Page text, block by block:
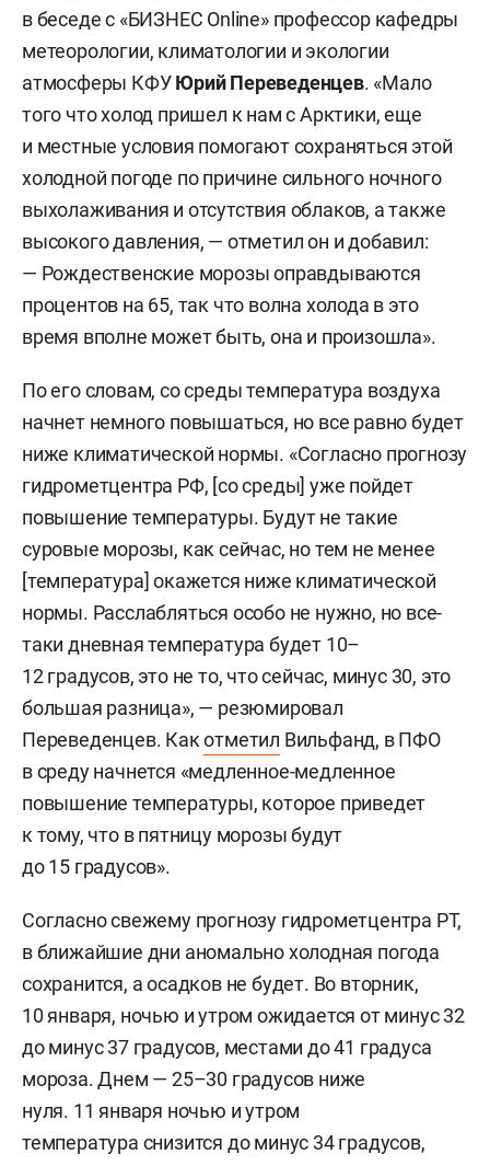
в беседе с «БИЗНЕС Online» профессор кафедры
метеорологии, климатологии и экологии
атмосферы КФУЮрий Переведенцев. «Мало
того что холод пришел к нам с Арктики, еще
и местные условия помогают сохраняться этой
холодной погоде по причине сильного ночного
выхолаживания и отсутствия облаков, а также
высокого давления, — отметил он и добавил:
— Рождественские морозы оправдываются
процентов на 65, так что волна холода в это
время вполне может быть, она и произошла».
По его словам, со среды температура воздуха
начнет немного повышаться, но все равно будет
ниже климатической нормы. «Согласно прогнозу
гидрометцентра РФ, [со среды] уже пойдет
повышение температуры. Будут не такие
суровые морозы, как сейчас, но тем не менее
[температура] окажется ниже климатической
нормы. Расслабляться особо не нужно, но все-
таки дневная температура будет 10–
12 градусов, это не то, что сейчас, минус 30, это
большая разница», — резюмировал
Переведенцев. Какотметил Вильфанд, в ПФО
в среду начнется «медленное-медленное
повышение температуры, которое приведет
к тому, что в пятницу морозы будут
до 15 градусов».
Согласно свежему прогнозу гидрометцентра РТ,
в ближайшие дни аномально холодная погода
сохранится, а осадков не будет. Во вторник,
10 января, ночью и утром ожидается от минус 32
до минус 37 градусов, местами до 41 градуса
мороза. Днем — 25–30 градусов ниже
нуля. 11 января ночью и утром
температура снизится до минус 34 градусов,